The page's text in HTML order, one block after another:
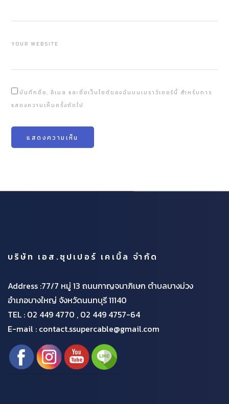
YOUR WEBSITE
บันทึกชื่อ, อีเมล และชื่อเว็บไซต์ของฉันบนเบราว์เซอร์นี้ สำหรับการ
แสดงความเห็นครั้งถัดไป
บริษัท เอส.ซุปเปอร์ เคเบิ้ล จำกัด
Address :77/7 หมู่ 13 ถนนกาญจนาภิเษก ตำบลบางม่วง
อำเภอบางใหญ่ จังหวัดนนทบุรี 11140
TEL : 02 449 4770 , 02 449 4757-64
E-mail : contact.ssupercable@gmail.com